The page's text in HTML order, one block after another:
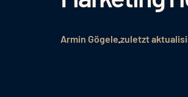
Armin Gögele zuletzt